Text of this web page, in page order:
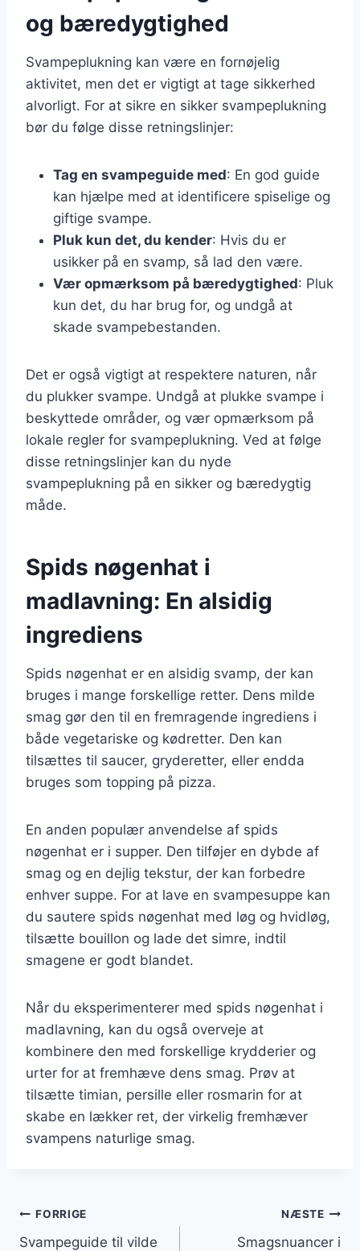
og bæredygtighed
Svampeplukning kan være en fornøjelig
aktivitet, men det er vigtigt at tage sikkerhed
alvorligt. For at sikre en sikker svampeplukning
bør du følge disse retningslinjer:
Tag en svampeguide med: En god guide
kan hjælpe med at identificere spiselige og
giftige svampe.
Pluk kun det, du kender: Hvis du er
usikker på en svamp, så lad den være.
Vær opmærksom på bæredygtighed: Pluk
kun det, du har brug for, og undgå at
skade svampebestanden.
Det er også vigtigt at respektere naturen, når
du plukker svampe. Undgå at plukke svampe i
beskyttede områder, og vær opmærksom på
lokale regler for svampeplukning. Ved at følge
disse retningslinjer kan du nyde
svampeplukning på en sikker og bæredygtig
måde.
Spids nøgenhat i
madlavning: En alsidig
ingrediens
Spids nøgenhat er en alsidig svamp, der kan
bruges i mange forskellige retter. Dens milde
smag gør den til en fremragende ingrediens i
både vegetariske og kødretter. Den kan
tilsættes til saucer, gryderetter, eller endda
bruges som topping på pizza.
En anden populær anvendelse af spids
nøgenhat er i supper. Den tilføjer en dybde af
smag og en dejlig tekstur, der kan forbedre
enhver suppe. For at lave en svampesuppe kan
du sautere spids nøgenhat med løg og hvidløg,
tilsætte bouillon og lade det simre, indtil
smagene er godt blandet.
Når du eksperimenterer med spids nøgenhat i
madlavning, kan du også overveje at
kombinere den med forskellige krydderier og
urter for at fremhæve dens smag. Prøv at
tilsætte timian, persille eller rosmarin for at
skabe en lækker ret, der virkelig fremhæver
svampens naturlige smag.
Indlægsnavigation
FORRIGE
Svampeguide til vilde
NÆSTE
Smagsnuancer i